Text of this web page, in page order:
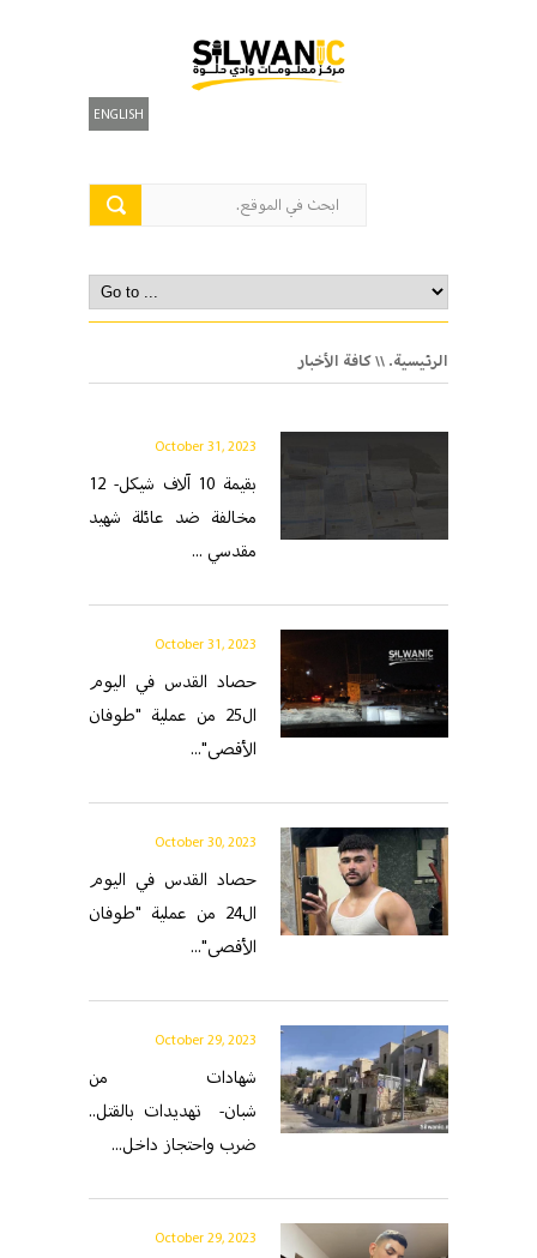
ENGLISH
الرئيسية.\\ كافة الأخبار
October 31, 2023
بقيمة 10 آلاف شيكل- 12
مخالفة ضد عائلة شهيد
مقدسي ...
October 31, 2023
حصاد القدس في اليوم
ال25 من عملية "طوفان
الأقصى"...
October 30, 2023
حصاد القدس في اليوم
ال24 من عملية "طوفان
الأقصى"...
October 29, 2023
شهادات من
شبان- تهديدات بالقتل..
ضرب واحتجاز داخل...
October 29, 2023